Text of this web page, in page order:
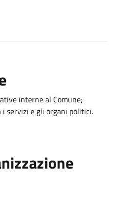
interne al Comune;
servizi e gli organi politici.